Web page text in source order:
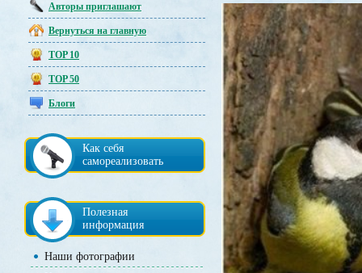
Авторы приглашают
Вернуться на главную
TOP 10
TOP 50
Блоги
Как себя
самореализовать
Полезная
информация
Наши фотографии